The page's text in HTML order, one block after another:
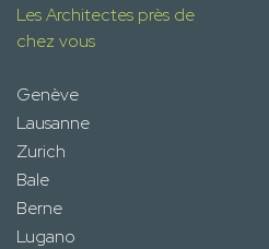
Les Architectes près de
chez vous
Genève
Lausanne
Zurich
Bale
Berne
Lugano